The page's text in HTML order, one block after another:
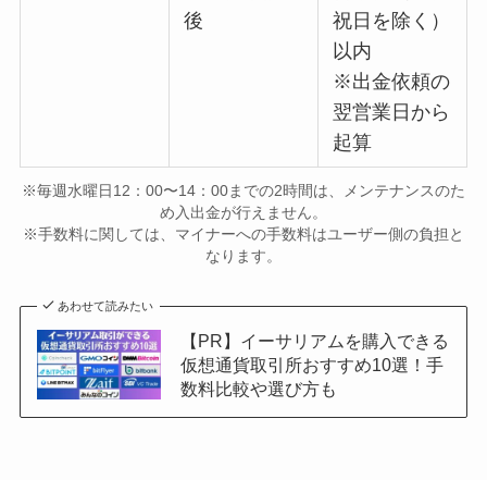
後
祝日を除く）
以内
※出金依頼の
翌営業日から
起算
※毎週水曜日12：00〜14：00までの2時間は、メンテナンスのた
め入出金が行えません。
※手数料に関しては、マイナーへの手数料はユーザー側の負担と
なります。
あわせて読みたい
【PR】イーサリアムを購入できる
仮想通貨取引所おすすめ10選！手
数料比較や選び方も